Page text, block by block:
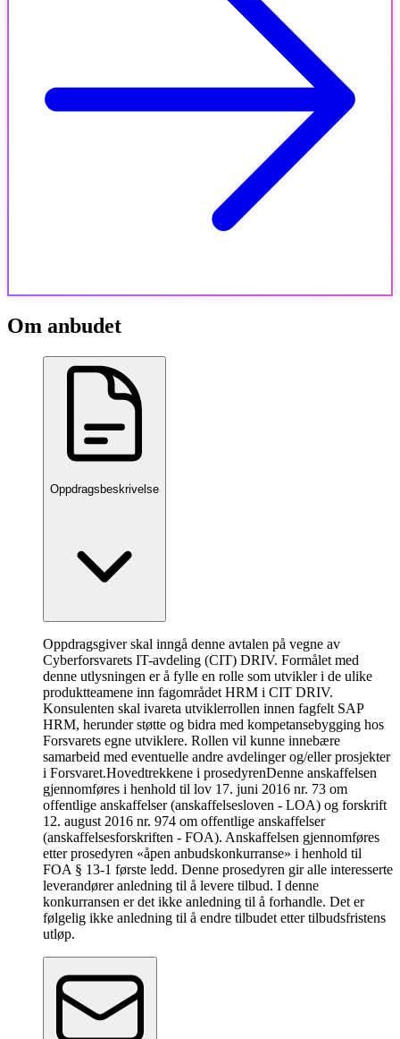
Om anbudet
Oppdragsbeskrivelse
Oppdragsgiver skal inngå denne avtalen på vegne av
Cyberforsvarets IT-avdeling (CIT) DRIV. Formålet med
denne utlysningen er å fylle en rolle som utvikler i de ulike
produktteamene inn fagområdet HRM i CIT DRIV.
Konsulenten skal ivareta utviklerrollen innen fagfelt SAP
HRM, herunder støtte og bidra med kompetansebygging hos
Forsvarets egne utviklere. Rollen vil kunne innebære
samarbeid med eventuelle andre avdelinger og/eller prosjekter
i Forsvaret.Hovedtrekkene i prosedyrenDenne anskaffelsen
gjennomføres i henhold til lov 17. juni 2016 nr. 73 om
offentlige anskaffelser (anskaffelsesloven - LOA) og forskrift
12. august 2016 nr. 974 om offentlige anskaffelser
(anskaffelsesforskriften - FOA). Anskaffelsen gjennomføres
etter prosedyren «åpen anbudskonkurranse» i henhold til
FOA § 13-1 første ledd. Denne prosedyren gir alle interesserte
leverandører anledning til å levere tilbud. I denne
konkurransen er det ikke anledning til å forhandle. Det er
følgelig ikke anledning til å endre tilbudet etter tilbudsfristens
utløp.